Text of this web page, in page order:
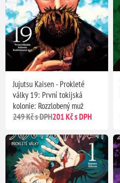
Jujutsu Kaisen - Prokleté
války 19: První tokijská
kolonie: Rozzlobený muž
249 Kč s DPH201 Kč s DPH